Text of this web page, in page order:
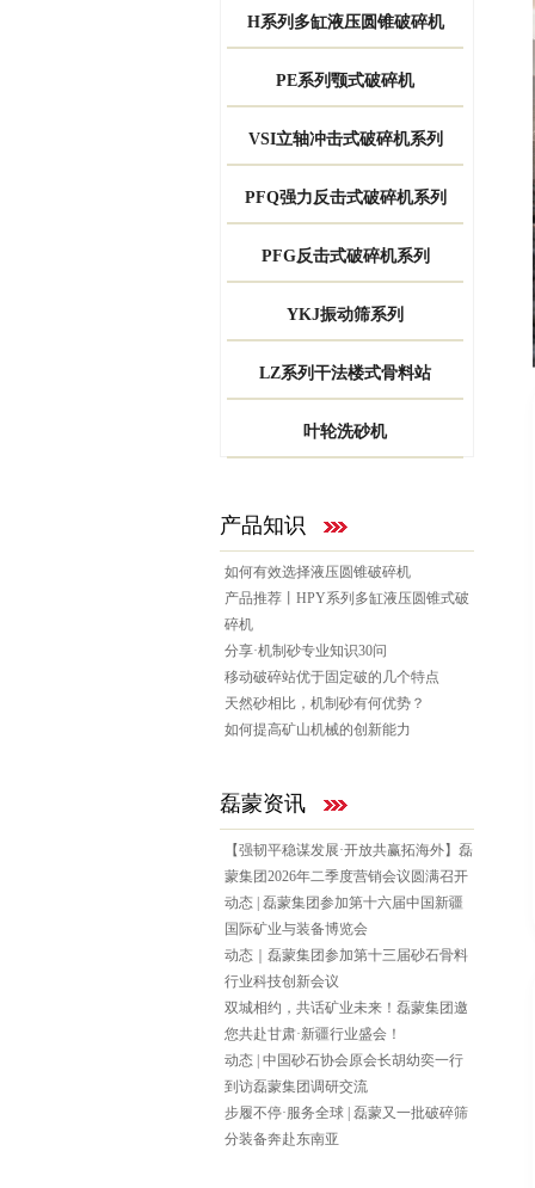
H系列多缸液压圆锥破碎机
PE系列颚式破碎机
VSI立轴冲击式破碎机系列
PFQ强力反击式破碎机系列
PFG反击式破碎机系列
YKJ振动筛系列
LZ系列干法楼式骨料站
叶轮洗砂机
产品知识
如何有效选择液压圆锥破碎机
产品推荐丨HPY系列多缸液压圆锥式破
碎机
分享·机制砂专业知识30问
移动破碎站优于固定破的几个特点
天然砂相比，机制砂有何优势？
如何提高矿山机械的创新能力
磊蒙资讯
【强韧平稳谋发展·开放共赢拓海外】磊
蒙集团2026年二季度营销会议圆满召开
动态 | 磊蒙集团参加第十六届中国新疆
国际矿业与装备博览会
动态｜磊蒙集团参加第十三届砂石骨料
行业科技创新会议
双城相约，共话矿业未来！磊蒙集团邀
您共赴甘肃·新疆行业盛会！
动态 | 中国砂石协会原会长胡幼奕一行
到访磊蒙集团调研交流
步履不停·服务全球 | 磊蒙又一批破碎筛
分装备奔赴东南亚